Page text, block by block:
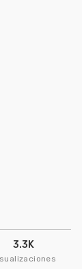
3.3K